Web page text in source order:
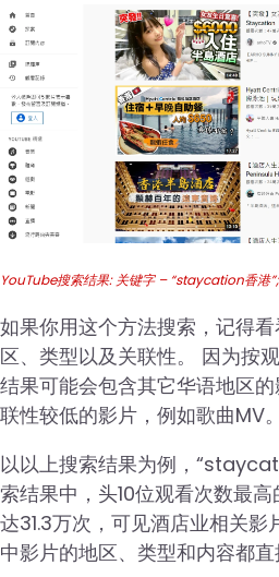
YouTube搜索结果: 关键字 – “staycation香港
如果你用这个方法搜索，记得
区、类型以及关联性。 因为按
结果可能会包含其它华语地区
联性较低的影片，例如歌曲MV。
以以上搜索结果为例，
索结果中，头10位观看次数最
达31.3万次，可见酒店业相关影
中影片的地区、类型和内容都直